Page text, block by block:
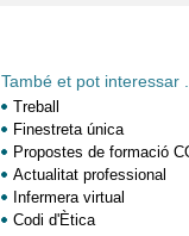
També et pot interessar ...
Treball
Finestreta única
Propostes de formació
Actualitat professional
Infermera virtual
Codi d'Ètica